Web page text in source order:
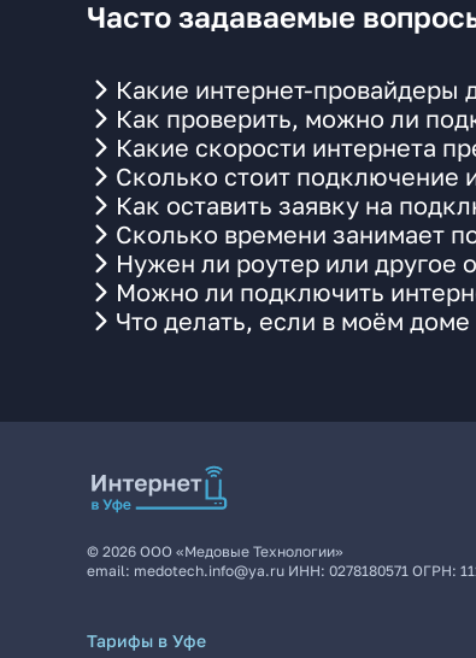
Часто задаваемые
Какие интернет-провайдеры
Как проверить, можно ли
Какие скорости интернета
Сколько стоит подключение
Как оставить заявку на
Сколько времени занимает
Нужен ли роутер или другое
Можно ли подключить
Что делать, если в моём
© 2026 ООО «Медовые Технологии»
email: medotech.info@ya.ru ИНН: 0278180571 ОГРН:
Тарифы в Уфе